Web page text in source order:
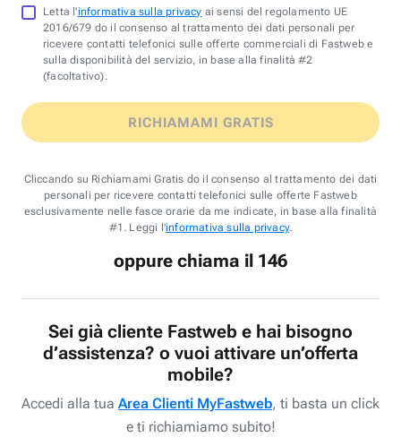
Letta l'informativa sulla privacy ai sensi del regolamento UE
2016/679 do il consenso al trattamento dei dati personali per
ricevere contatti telefonici sulle offerte commerciali di Fastweb e
sulla disponibilità del servizio, in base alla finalità #2
(facoltativo).
RICHIAMAMI GRATIS
Cliccando su Richiamami Gratis do il consenso al trattamento dei dati
personali per ricevere contatti telefonici sulle offerte Fastweb
esclusivamente nelle fasce orarie da me indicate, in base alla finalità
#1. Leggi l'informativa sulla privacy.
oppure chiama il 146
Sei già cliente Fastweb e hai bisogno
d’assistenza? o vuoi attivare un’offerta
mobile?
Accedi alla tua Area Clienti MyFastweb, ti basta un click
e ti richiamiamo subito!